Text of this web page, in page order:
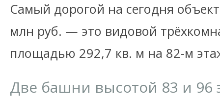
Самый дорогой на сегодня
млн руб. — это видовой
площадью 292,7 кв. м на 82-м
Две башни высотой 83 и 96